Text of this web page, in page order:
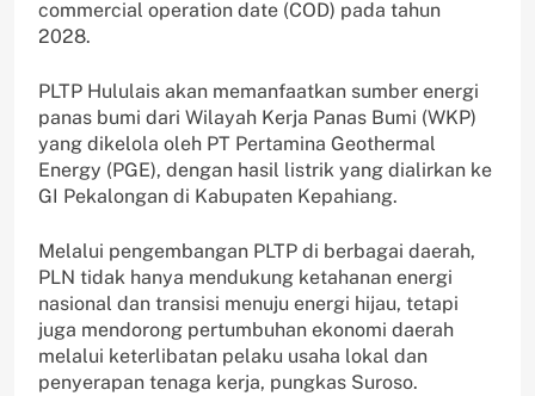
commercial operation date (COD) pada tahun
2028.
PLTP Hululais akan memanfaatkan sumber energi
panas bumi dari Wilayah Kerja Panas Bumi (WKP)
yang dikelola oleh PT Pertamina Geothermal
Energy (PGE), dengan hasil listrik yang dialirkan ke
GI Pekalongan di Kabupaten Kepahiang.
Melalui pengembangan PLTP di berbagai daerah,
PLN tidak hanya mendukung ketahanan energi
nasional dan transisi menuju energi hijau, tetapi
juga mendorong pertumbuhan ekonomi daerah
melalui keterlibatan pelaku usaha lokal dan
penyerapan tenaga kerja, pungkas Suroso.